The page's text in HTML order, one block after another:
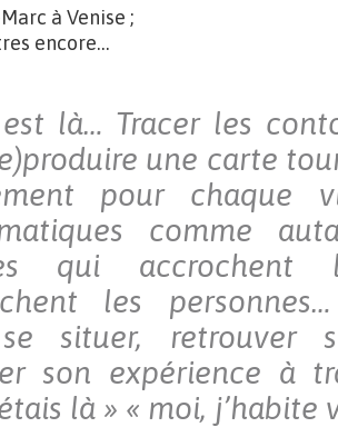
à Venise ;
encore…
est là… Tracer les
une carte
pour chaque
comme
qui
les
situer, retrouver
son expérience à
là » « moi, j’habite